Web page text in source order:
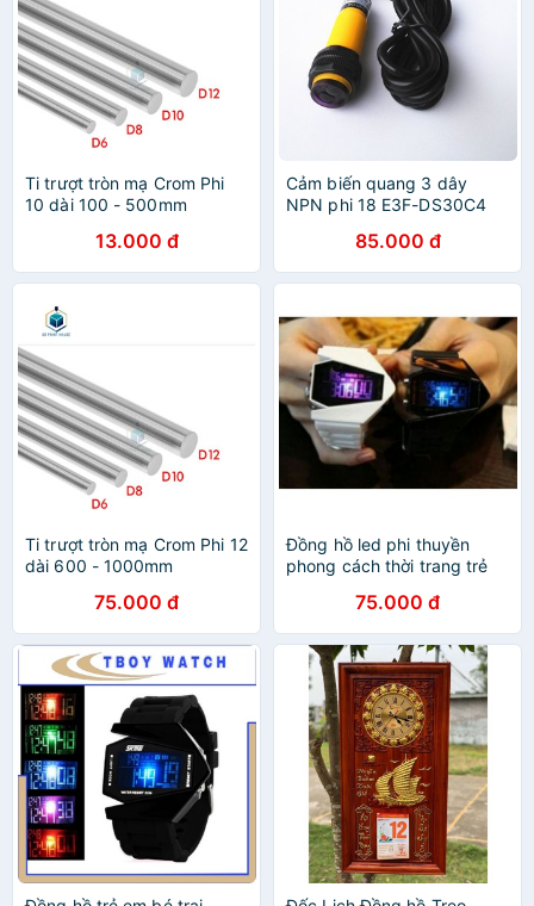
Ti trượt tròn mạ Crom Phi
10 dài 100 - 500mm
13.000 đ
Cảm biến quang 3 dây
NPN phi 18 E3F-DS30C4
85.000 đ
Ti trượt tròn mạ Crom Phi 12
dài 600 - 1000mm
75.000 đ
Đồng hồ led phi thuyền
phong cách thời trang trẻ
75.000 đ